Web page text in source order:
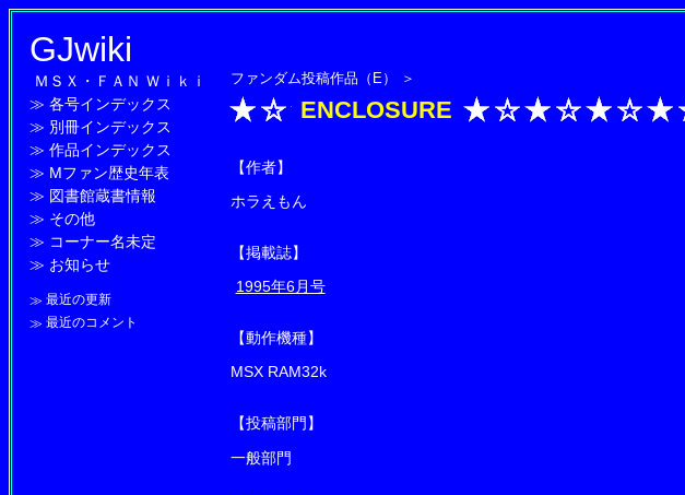
GJwiki
ＭＳＸ・ＦＡＮ Ｗｉｋｉ
≫ 各号インデックス
≫ 別冊インデックス
≫ 作品インデックス
≫ Mファン歴史年表
≫ 図書館蔵書情報
≫ その他
≫ コーナー名未定
≫ お知らせ
≫ 最近の更新
≫ 最近のコメント
ファンダム投稿作品（E） ＞
ENCLOSURE
【作者】
ホラえもん
【掲載誌】
1995年6月号
【動作機種】
MSX RAM32k
【投稿部門】
一般部門